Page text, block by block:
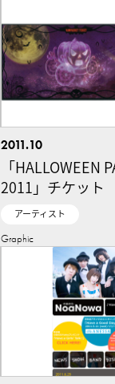
2011.10
「HALLOWEEN
2011」チケット
アーティスト
Graphic